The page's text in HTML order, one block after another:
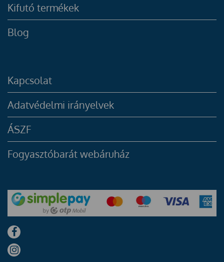
Kifutó termékek
Blog
Kapcsolat
Adatvédelmi irányelvek
ÁSZF
Fogyasztóbarát webáruház